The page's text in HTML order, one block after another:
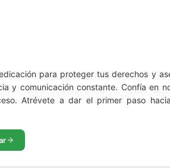
para proteger tus derechos y
y comunicación constante. Confía en
Atrévete a dar el primer paso